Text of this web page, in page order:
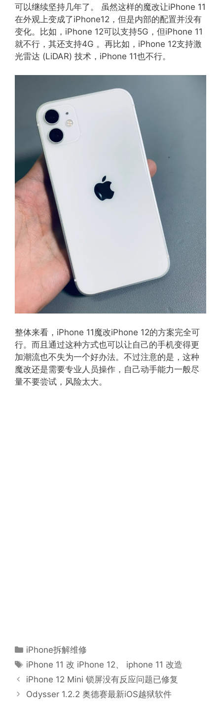
可以继续坚持几年了。 虽然这样的魔改让iPhone 11
在外观上变成了iPhone12，但是内部的配置并没有
变化。比如，iPhone 12可以支持5G，但iPhone 11
就不行，其还支持4G 。再比如，iPhone 12支持激
光雷达 (LiDAR) 技术，iPhone 11也不行。
整体来看，iPhone 11魔改iPhone 12的方案完全可
行。而且通过这种方式也可以让自己的手机变得更
加潮流也不失为一个好办法。不过注意的是，这种
魔改还是需要专业人员操作，自己动手能力一般尽
量不要尝试，风险太大。
分
类
iPhone拆解维修
标
签
iPhone 11 改 iPhone 12、 iphone 11 改造
iPhone 12 Mini 锁屏没有反应问题已修复
Odysser 1.2.2 奥德赛最新iOS越狱软件